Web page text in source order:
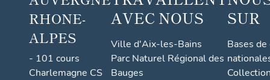
RHONE-
ALPES
- 101 cours
Charlemagne CS
AVEC NOUS
Ville d'Aix-les-Bains
Parc Naturel Régional des
Bauges
SUR
Bases